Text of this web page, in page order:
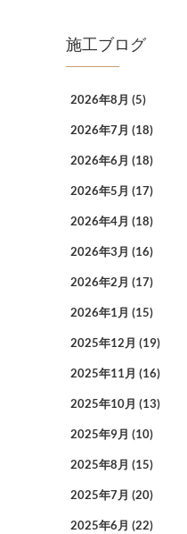
施工ブログ
2026年8月 (5)
2026年7月 (18)
2026年6月 (18)
2026年5月 (17)
2026年4月 (18)
2026年3月 (16)
2026年2月 (17)
2026年1月 (15)
2025年12月 (19)
2025年11月 (16)
2025年10月 (13)
2025年9月 (10)
2025年8月 (15)
2025年7月 (20)
2025年6月 (22)